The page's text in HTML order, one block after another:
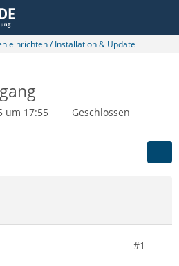
einrichten / Installation & Update
um 17:55
Geschlossen
#1